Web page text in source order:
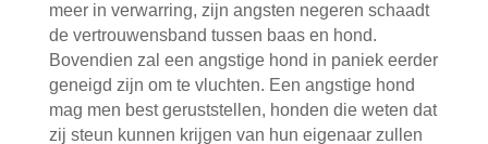
meer in verwarring, zijn angsten negeren schaadt
de vertrouwensband tussen baas en hond.
Bovendien zal een angstige hond in paniek eerder
geneigd zijn om te vluchten. Een angstige hond
mag men best geruststellen, honden die weten dat
zij steun kunnen krijgen van hun eigenaar zullen